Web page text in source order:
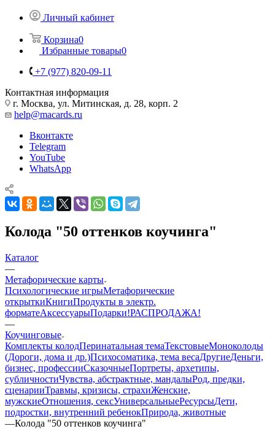
Личный кабинет
Корзина0
Избранные товары0
+7 (977) 820-09-11
Контактная информация
г. Москва, ул. Митинская, д. 28, корп. 2
help@macards.ru
Вконтакте
Telegram
YouTube
WhatsApp
Колода "50 оттенков коучинга"
Каталог
—
Mетафорические карты
Психологические игрыМетафорические
открыткиКнигиПродукты в электр.
форматеАксессуарыПодарки!РАСПРОДАЖА!
—
Коучинговые
Комплекты колодПеринатальная темаТекстовыеМоноколоды
(Дороги, дома и др.)Психосоматика, тема весаДругиеДеньги,
бизнес, профессииСказочныеПортреты, архетипы,
субличностиЧувства, абстрактные, мандалыРод, предки,
сценарииТравмы, кризисы, страхиЖенские,
мужскиеОтношения, сексУниверсальныеРесурсыДети,
подростки, внутренний ребенокПрирода, животные
—Колода "50 оттенков коучинга"